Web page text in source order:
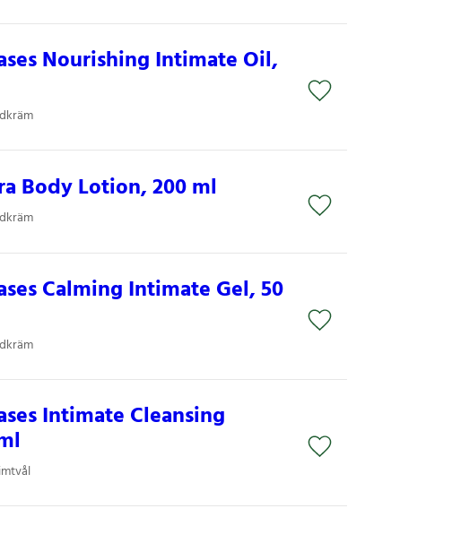
Nourishing Intimate Oil,
Body Lotion, 200 ml
Calming Intimate Gel, 50
Intimate Cleansing